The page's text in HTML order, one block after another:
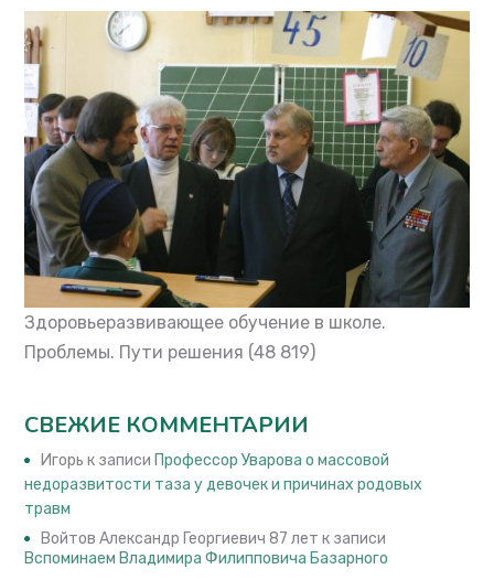
Здоровьеразвивающее обучение в школе.
Проблемы. Пути решения (48 819)
СВЕЖИЕ КОММЕНТАРИИ
Игорь к записи Профессор Уварова о массовой
недоразвитости таза у девочек и причинах родовых
травм
Войтов Александр Георгиевич 87 лет к записи
Вспоминаем Владимира Филипповича Базарного